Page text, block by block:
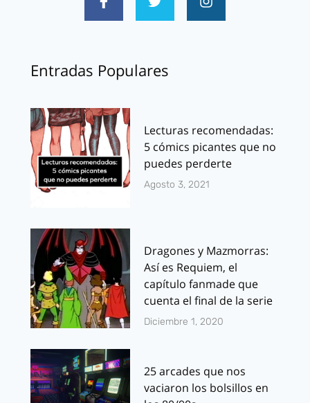
Entradas Populares
Lecturas recomendadas:
5 cómics picantes que no
puedes perderte
Agosto 3, 2021
Dragones y Mazmorras:
Así es Requiem, el
capítulo fanmade que
cuenta el final de la serie
Diciembre 1, 2020
25 arcades que nos
vaciaron los bolsillos en